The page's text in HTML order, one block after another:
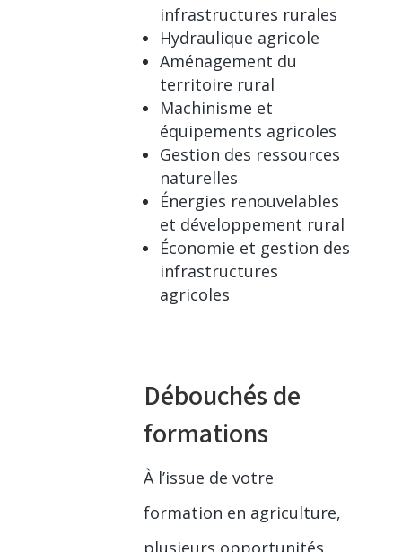
infrastructures rurales
Hydraulique agricole
Aménagement du
territoire rural
Machinisme et
équipements agricoles
Gestion des ressources
naturelles
Énergies renouvelables
et développement rural
Économie et gestion des
infrastructures
agricoles
Débouchés de
formations
À l’issue de votre
formation en agriculture,
plusieurs opportunités